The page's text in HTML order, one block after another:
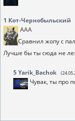
1 Кот-Чернобыльский
ААА
Сравнил жопу с
Лучше бы ты сюда не
5Yarik_Bachok
Чувак, ты про